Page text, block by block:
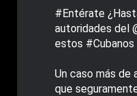
#Entérate
autoridades del
estos #Cubanos
Un caso más de
que